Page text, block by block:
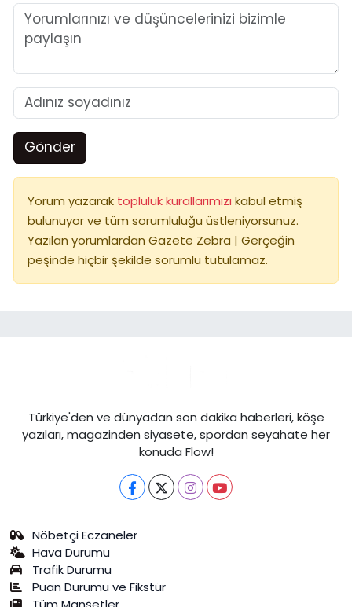
Gönder
Yorum yazarak topluluk kurallarımızı kabul etmiş
bulunuyor ve tüm sorumluluğu üstleniyorsunuz.
Yazılan yorumlardan Gazete Zebra | Gerçeğin
peşinde hiçbir şekilde sorumlu tutulamaz.
Türkiye'den ve dünyadan son dakika haberleri, köşe
yazıları, magazinden siyasete, spordan seyahate her
konuda Flow!
Nöbetçi Eczaneler
Hava Durumu
Trafik Durumu
Puan Durumu ve Fikstür